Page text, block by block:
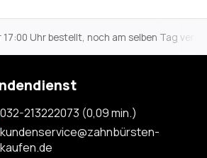
Uhr bestellt, noch am selben Tag
032-213222073 (0,09 min.)
kundenservice@zahnbürsten-
kaufen.de